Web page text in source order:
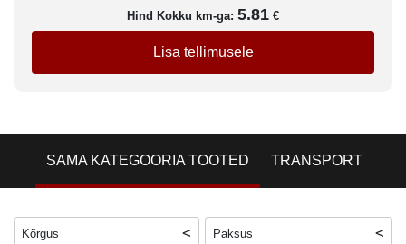
Hind Kokku km-ga: 5.81 €
Lisa tellimusele
SAMA KATEGOORIA TOOTED TRANSPORT
Kõrgus Paksus